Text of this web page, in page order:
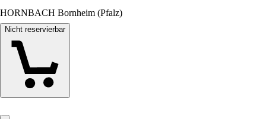
HORNBACH Bornheim (Pfalz)
Nicht reservierbar